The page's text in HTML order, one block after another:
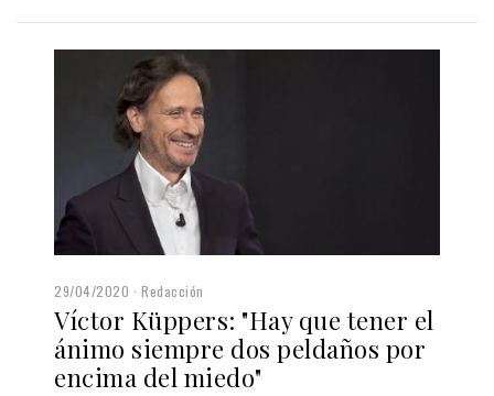
29/04/2020 Redacción
Víctor Küppers: "Hay que tener el
ánimo siempre dos peldaños por
encima del miedo"